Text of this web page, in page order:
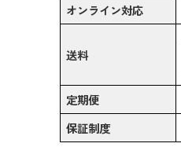
オンライン対応
送料
定期便
保証制度